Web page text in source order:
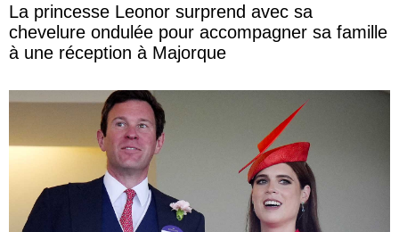
La princesse Leonor surprend avec sa
chevelure ondulée pour accompagner sa famille
à une réception à Majorque